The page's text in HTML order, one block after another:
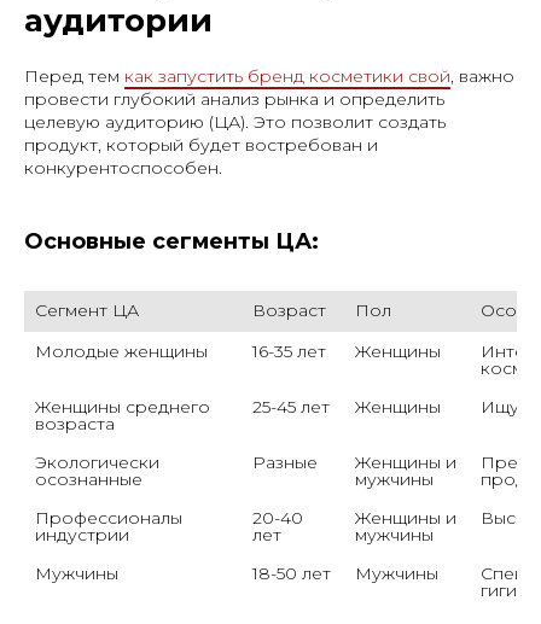
аудитории
Перед тем как запустить бренд косметики свой, важно
провести глубокий анализ рынка и определить
целевую аудиторию (ЦА). Это позволит создать
продукт, который будет востребован и
конкурентоспособен.
Основные сегменты ЦА:
Сегмент ЦА Возраст Пол
Молодые женщины
16-35 лет Женщины
Женщины среднего
возраста
25-45 лет Женщины Ищут
Экологически
осознанные
Разные Женщины и
мужчины
Профессионалы
индустрии
20-40
лет
Женщины и
мужчины
Мужчины 18-50 лет Мужчины